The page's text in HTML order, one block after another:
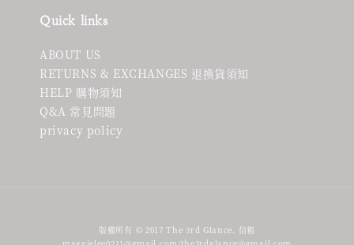
Quick links
ABOUT US
RETURNS & EXCHANGES 退換貨須知
HELP 購物須知
Q&A 常見問題
privacy policy
版權所有 © 2017 The 3rd Glance. 信箱